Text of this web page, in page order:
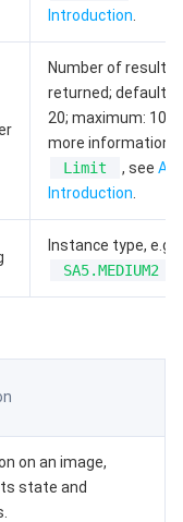
Introduction
Number of results
returned; default
20; maximum: 100.
more information
Limit
, see API
Introduction
Instance type, e.g.
SA5.MEDIUM2
on an image,
state and